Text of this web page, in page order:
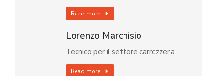
Read more
Lorenzo Marchisio
Tecnico per il settore carrozzeria
Read more